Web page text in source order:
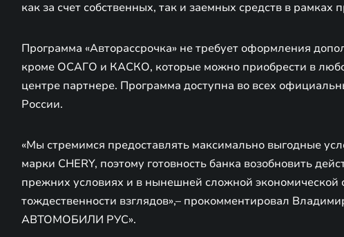
как за счет собственных, так и заемных средств в рамках
Программа «Авторассрочка» не требует оформления
кроме ОСАГО и КАСКО, которые можно приобрести в
центре партнере. Программа доступна во всех
России.
«Мы стремимся предоставлять максимально выгодные
марки CHERY, поэтому готовность банка возобновить
прежних условиях и в нынешней сложной экономической
тождественности взглядов»,– прокомментировал
АВТОМОБИЛИ РУС».